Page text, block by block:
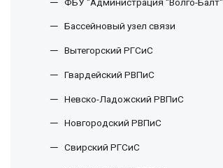
Бассейновый узел связи
Вытегорский РГСиС
Гвардейский РВПиС
Невско-Ладожский РВПиС
Новгородский РВПиС
Свирский РГСиС